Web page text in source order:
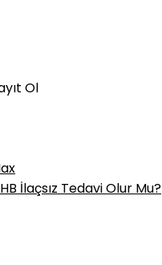
Ol
İlaçsız Tedavi Olur Mu?